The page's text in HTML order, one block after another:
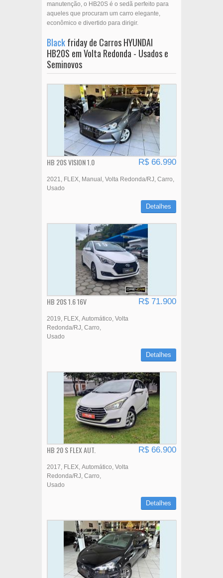
manutenção, o HB20S é o sedã perfeito para
aqueles que procuram um carro elegante,
econômico e divertido para dirigir.
Blackfriday de Carros HYUNDAI
HB20S em Volta Redonda - Usados e
Seminovos
HB 20S VISION 1.0 R$ 66.990
2021 FLEX Manual Volta Redonda/RJ Carro
Usado
Detalhes
HB 20S 1.6 16V R$ 71.900
2019 FLEX Automático Volta
Redonda/RJ Carro
Usado
Detalhes
HB 20 S FLEX AUT. R$ 66.900
2017 FLEX Automático Volta
Redonda/RJ Carro
Usado
Detalhes